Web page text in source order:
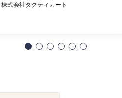
株式会社タクティカート